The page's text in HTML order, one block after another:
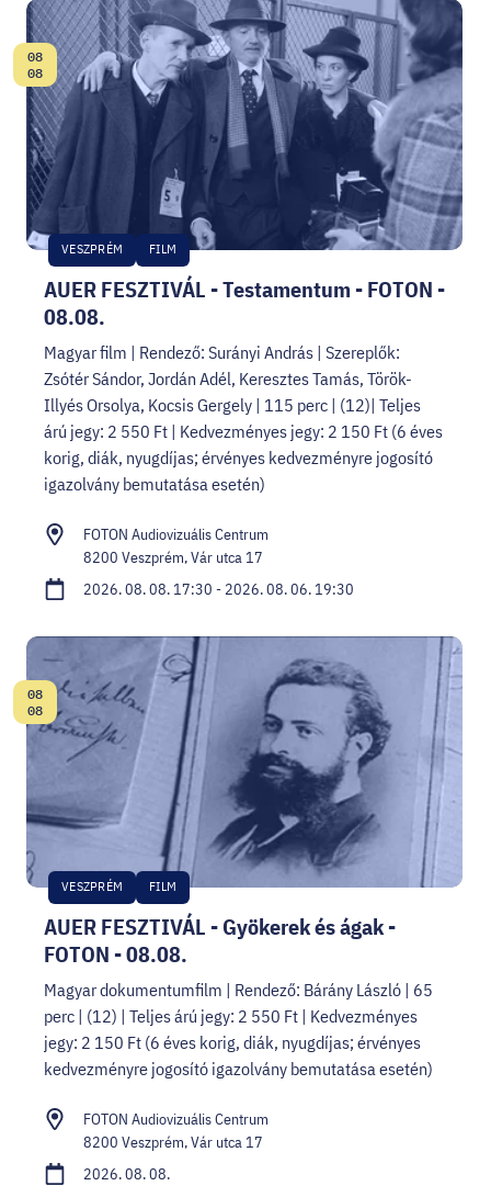
AUER FESZTIVÁL - Testamentum - FOTON -
08.08.
VESZPRÉM FILM
Dátum:
08
08
Magyar film | Rendező: Surányi András | Szereplők:
Zsótér Sándor, Jordán Adél, Keresztes Tamás, Török-
Illyés Orsolya, Kocsis Gergely | 115 perc | (12)| Teljes
árú jegy: 2 550 Ft | Kedvezményes jegy: 2 150 Ft (6 éves
korig, diák, nyugdíjas; érvényes kedvezményre jogosító
igazolvány bemutatása esetén)
FOTON Audiovizuális Centrum
8200 Veszprém, Vár utca 17
2026. 08. 08. 17:30 - 2026. 08. 06. 19:30
AUER FESZTIVÁL - Gyökerek és ágak -
FOTON - 08.08.
VESZPRÉM FILM
Dátum:
08
08
Magyar dokumentumfilm | Rendező: Bárány László | 65
perc | (12) | Teljes árú jegy: 2 550 Ft | Kedvezményes
jegy: 2 150 Ft (6 éves korig, diák, nyugdíjas; érvényes
kedvezményre jogosító igazolvány bemutatása esetén)
FOTON Audiovizuális Centrum
8200 Veszprém, Vár utca 17
2026. 08. 08.